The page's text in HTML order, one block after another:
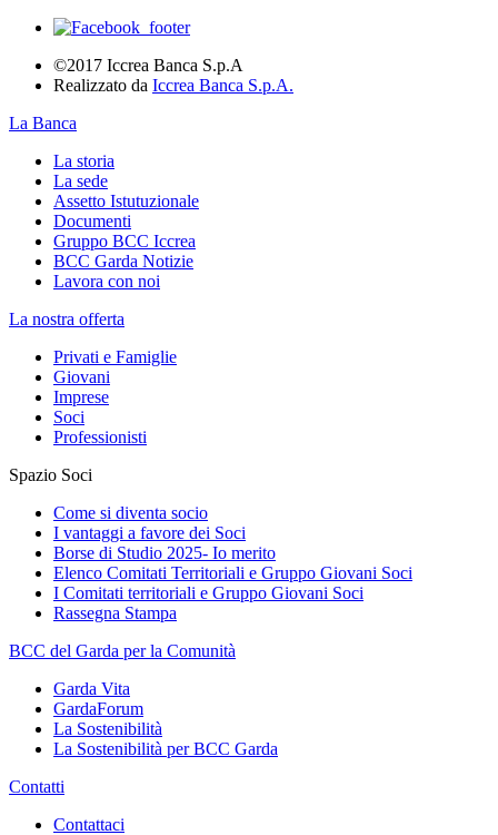
©2017 Iccrea Banca S.p.A
Realizzato da Iccrea Banca S.p.A.
La Banca
La storia
La sede
Assetto Istutuzionale
Documenti
Gruppo BCC Iccrea
BCC Garda Notizie
Lavora con noi
La nostra offerta
Privati e Famiglie
Giovani
Imprese
Soci
Professionisti
Spazio Soci
Come si diventa socio
I vantaggi a favore dei Soci
Borse di Studio 2025- Io merito
Elenco Comitati Territoriali e Gruppo Giovani Soci
I Comitati territoriali e Gruppo Giovani Soci
Rassegna Stampa
BCC del Garda per la Comunità
Garda Vita
GardaForum
La Sostenibilità
La Sostenibilità per BCC Garda
Contatti
Contattaci